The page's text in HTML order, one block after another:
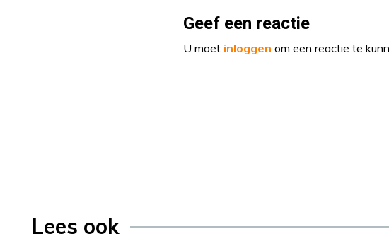
Geef een reactie
U moet inloggen om een reactie te
Lees ook